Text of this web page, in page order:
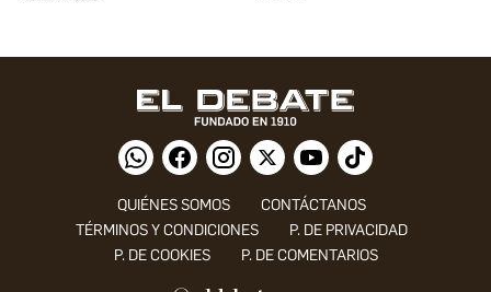
QUIÉNES SOMOS
CONTÁCTANOS
TÉRMINOS Y CONDICIONES
P. DE PRIVACIDAD
P. DE COOKIES
P. DE COMENTARIOS